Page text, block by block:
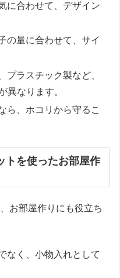
に合わせて、デザイン
の量に合わせて、サイ
プラスチック製など、
異なります。
ら、ホコリから守るこ
トを使ったお部屋作
お部屋作りにも役立ち
なく、小物入れとして